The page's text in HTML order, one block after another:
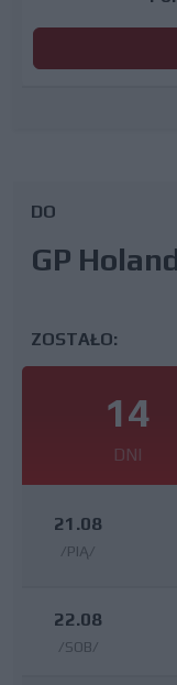
DO
GP
ZOSTAŁO:
14
DNI
21.08
/PIĄ/
22.08
/SOB/